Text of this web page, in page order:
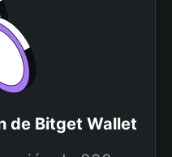
de Bitget Wallet